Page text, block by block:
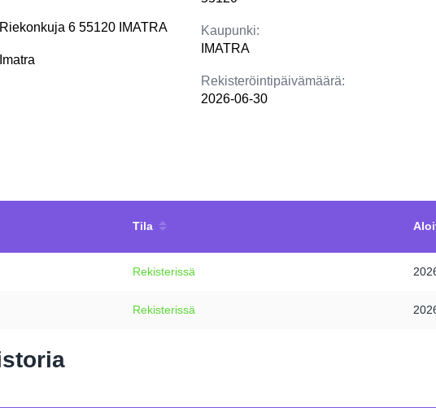
Riekonkuja 6 55120 IMATRA
Imatra
Kaupunki:
IMATRA
Rekisteröintipäivämäärä:
2026-06-30
Tila
Rekisterissä
Rekisterissä